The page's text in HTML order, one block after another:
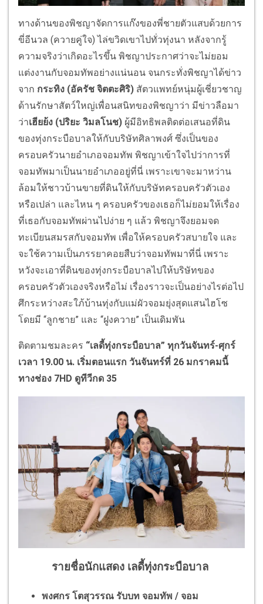
ทางด้านของพิชญาจัดการแก๊งของพี่ชายตัวแสบด้วยการ
ขี่อีนวล (ควายคู่ใจ) ไล่ขวิดเขาไปทั่วทุ่งนา หลังจากรู้
ความจริงว่าเกิดอะไรขึ้น พิชญาประกาศว่าจะไม่ยอม
แต่งงานกับจอมทัพอย่างแน่นอน จนกระทั่งพิชญาได้ข่าว
จาก กระทิง (อัครัช จิตตะศิริ) สัตวแพทย์หนุ่มผู้เชี่ยวชาญ
ด้านรักษาสัตว์ใหญ่เพื่อนสนิทของพิชญาว่า มีข่าวลือมา
ว่าเฮียย้ง (ปริยะ วิมลโนช) ผู้มีอิทธิพลติดต่อเสนอที่ดิน
ของทุ่งกระบือบาลให้กับบริษัทศิลาพงศ์ ซึ่งเป็นของ
ครอบครัวนายอําเภอจอมทัพ พิชญาเข้าใจไปว่าการที่
จอมทัพมาเป็นนายอําเภออยู่ที่นี่ เพราะเขาจะมาหว่าน
ล้อมให้ชาวบ้านขายที่ดินให้กับบริษัทครอบครัวตัวเอง
หรือเปล่า และไหน ๆ ครอบครัวของเธอก็ไม่ยอมให้เรื่อง
ที่เธอกับจอมทัพผ่านไปง่าย ๆ แล้ว พิชญาจึงยอมจด
ทะเบียนสมรสกับจอมทัพ เพื่อให้ครอบครัวสบายใจ และ
จะใช้ความเป็นภรรยาคอยสืบว่าจอมทัพมาที่นี่ เพราะ
หวังจะเอาที่ดินของทุ่งกระบือบาลไปให้บริษัทของ
ครอบครัวตัวเองจริงหรือไม่ เรื่องราวจะเป็นอย่างไรต่อไป
ศึกระหว่างสะใภ้บ้านทุ่งกับแม่ผัวจอมยุ่งสุดแสนไฮโซ
โดยมี “ลูกชาย” และ “ฝูงควาย” เป็นเดิมพัน
ติดตามชมละคร “เลดี้ทุ่งกระบือบาล” ทุกวันจันทร์-ศุกร์
เวลา 19.00 น. เริ่มตอนแรก วันจันทร์ที่ 26 มกราคมนี้
ทางช่อง 7HD ดูทีวีกด 35
รายชื่อนักแสดง เลดี้ทุ่งกระบือบาล
พงศกร โตสุวรรณ รับบท จอมทัพ / จอม